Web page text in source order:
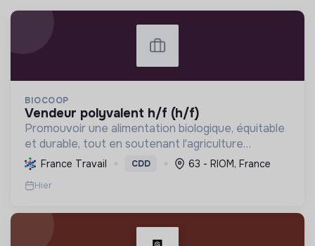
BIOCOOP
vendeur polyvalent h/f (h/f)
Promouvoir une alimentation biologique, équitable
et durable, tout en soutenant l'agriculture
paysanne, en réduisant les déchets et en agissant
pour une société plus juste et solidaire.
France Travail CDD 63 - RIOM, France
Hier